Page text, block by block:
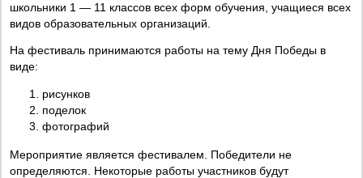
школьники 1 — 11 классов всех форм обучения, учащиеся всех
видов образовательных организаций.
На фестиваль принимаются работы на тему Дня Победы в
виде:
рисунков
поделок
фотографий
Мероприятие является фестивалем. Победители не
определяются. Некоторые работы участников будут